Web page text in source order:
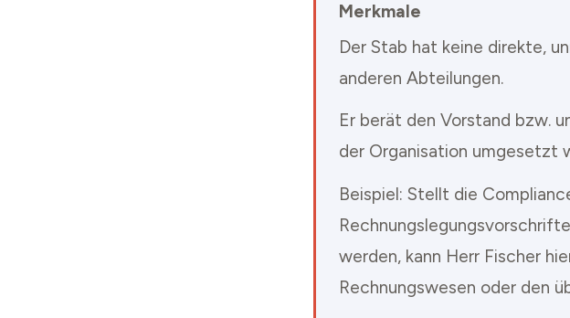
Merkmale
Der Stab hat keine direkte,
anderen Abteilungen.
Er berät den Vorstand bzw.
der Organisation umgesetzt
Beispiel: Stellt die
werden, kann Herr Fischer
Rechnungswesen oder den